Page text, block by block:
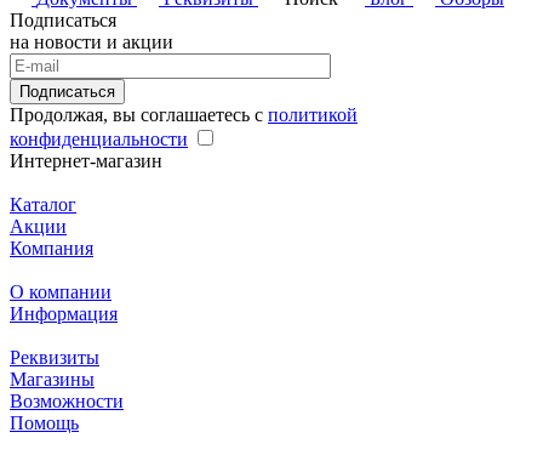
Подписаться
на новости и акции
Подписаться
Продолжая, вы соглашаетесь с политикой
конфиденциальности
Интернет-магазин
Каталог
Акции
Компания
О компании
Информация
Реквизиты
Магазины
Возможности
Помощь